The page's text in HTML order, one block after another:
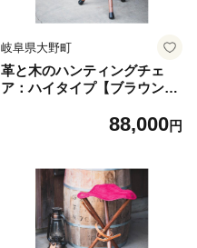
岐阜県大野町
革と木のハンティングチェ
ア：ハイタイプ【ブラウン】
タリアンレザー】88,000円